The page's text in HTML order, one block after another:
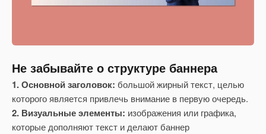
Не забывайте о структуре баннера
1. Основной заголовок: большой жирный текст, целью
которого является привлечь внимание в первую очередь.
2. Визуальные элементы: изображения или графика,
которые дополняют текст и делают баннер